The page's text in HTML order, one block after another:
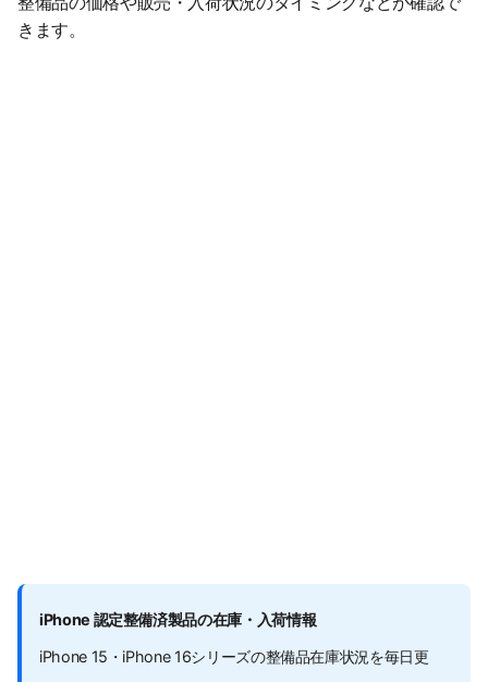
きます。
iPhone 認定整備済製品の在庫・入荷情報
iPhone 15・iPhone 16シリーズの整備品在庫状況を毎日更